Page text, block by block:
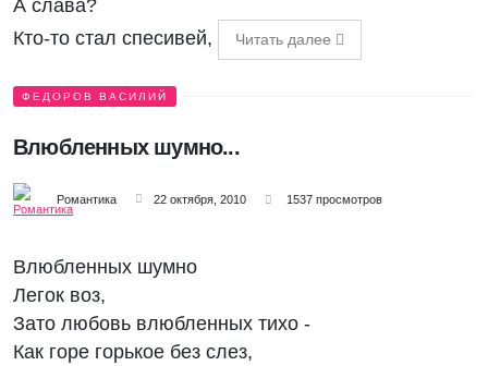
А слава?
Кто-то стал спесивей,
Читать далее
ФЕДОРОВ ВАСИЛИЙ
Влюбленных шумно...
Романтика 22 октября, 2010 1537 просмотров
Влюбленных шумно
Легок воз,
Зато любовь влюбленных тихо -
Как горе горькое без слез,